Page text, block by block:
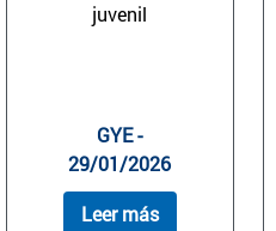
juvenil
GYE -
29/01/2026
Leer más